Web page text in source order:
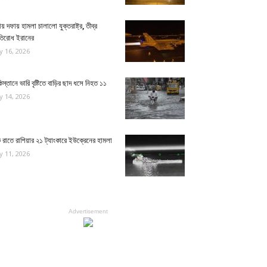
দফায় হামলা চালালো যুক্তরাষ্ট্র, তীব্র
ইরানের
16, 2026
ভারি বৃষ্টিতে বাড়ির ছাদ ধসে নিহত ১১
14, 2026
রাশিয়ার ২১ ট্যাংকারে ইউক্রেনের হামলা
11, 2026
Advertisement